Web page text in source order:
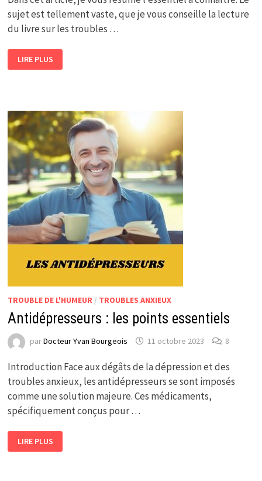
sujet est tellement vaste, que je vous conseille la lecture
du livre sur les troubles …
LES
TROUBLES
ANXIEUX
TRAITEMENTS.
LIRE PLUS
TROUBLE DE L'HUMEUR/ TROUBLES ANXIEUX
Antidépresseurs : les points essentiels
parDocteur Yvan Bourgeois 11 octobre 2023 8
Introduction Face aux dégâts de la dépression et des
troubles anxieux, les antidépresseurs se sont imposés
comme une solution majeure. Ces médicaments,
spécifiquement conçus pour …
ANTIDÉPRESSEURS
:
LES
LIRE PLUS